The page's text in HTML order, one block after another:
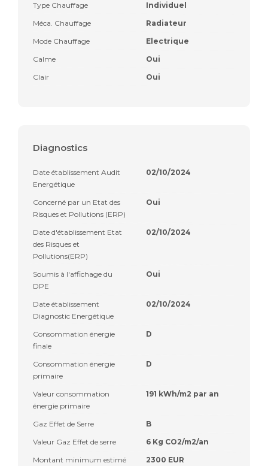
Type Chauffage
Individuel
Méca. Chauffage
Radiateur
Mode Chauffage
Electrique
Calme
Oui
Clair
Oui
Diagnostics
Date établissement Audit
Energétique
02/10/2024
Concerné par un Etat des
Risques et Pollutions (ERP)
Oui
Date d'établissement Etat
des Risques et
Pollutions(ERP)
02/10/2024
Soumis à l'affichage du
DPE
Oui
Date établissement
Diagnostic Energétique
02/10/2024
Consommation énergie
finale
D
Consommation énergie
primaire
D
Valeur consommation
énergie primaire
191 kWh/m2 par an
Gaz Effet de Serre
B
Valeur Gaz Effet de serre
6 Kg CO2/m2/an
Montant minimum estimé
2300 EUR